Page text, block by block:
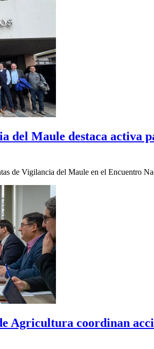
del Maule destaca activa
de Vigilancia del Maule en el Encuentro
Agricultura coordinan